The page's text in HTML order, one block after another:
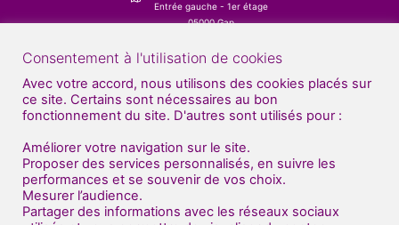
Entrée gauche - 1er étage
05000 Gap
Consentement à l'utilisation de cookies
Avec votre accord, nous utilisons des cookies placés sur
ce site. Certains sont nécessaires au bon
fonctionnement du site. D'autres sont utilisés pour :
Améliorer votre navigation sur le site.
Proposer des services personnalisés, en suivre les
performances et se souvenir de vos choix.
Mesurer l’audience.
Partager des informations avec les réseaux sociaux